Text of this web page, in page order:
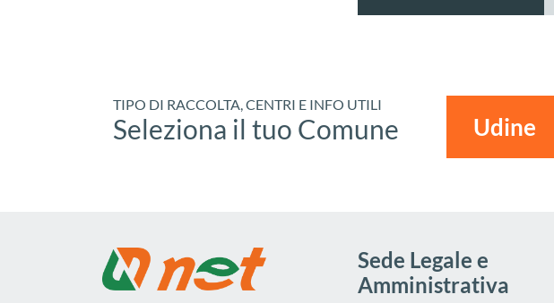
TIPO DI RACCOLTA, CENTRI E INFO UTILI
Seleziona il tuo Comune
Sede Legale e
Amministrativa